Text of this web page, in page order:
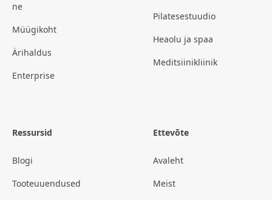
ne
Müügikoht
Ärihaldus
Enterprise
Pilatesestuudio
Heaolu ja spaa
Meditsiinikliinik
Ressursid
Blogi
Tooteuuendused
Ettevõte
Avaleht
Meist